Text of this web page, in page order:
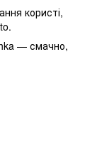
користі,
— смачно,